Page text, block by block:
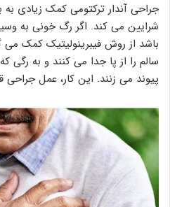
جراحی آندار ترکتومی کمک زیادی به
شرایین می کند. اگر رگ خونی به
باشد از روش فیبرینولیتیک کمک
سالم را از پا جدا می کنند و به
پیوند می زنند. این کار، عمل جراحی